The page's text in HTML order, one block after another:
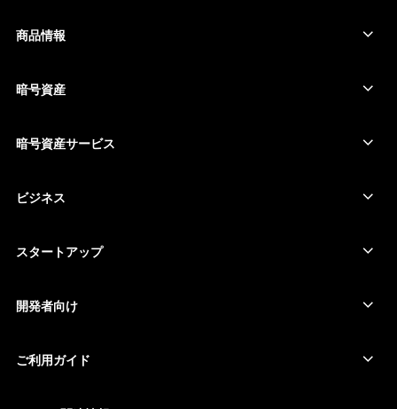
商品情報
コールド ウォレット
Ledger Stax
Ledger Nano Classics
セット商品
全ての商品
暗号資産
Ethereumウォレット
Cardanoウォレット
Moneroウォレット
暗号資産一覧を見る
暗号資産サービス
暗号資産を購入
暗号資産をスワップ
ビジネス
スタートアップ
開発者向け
ご利用ガイド